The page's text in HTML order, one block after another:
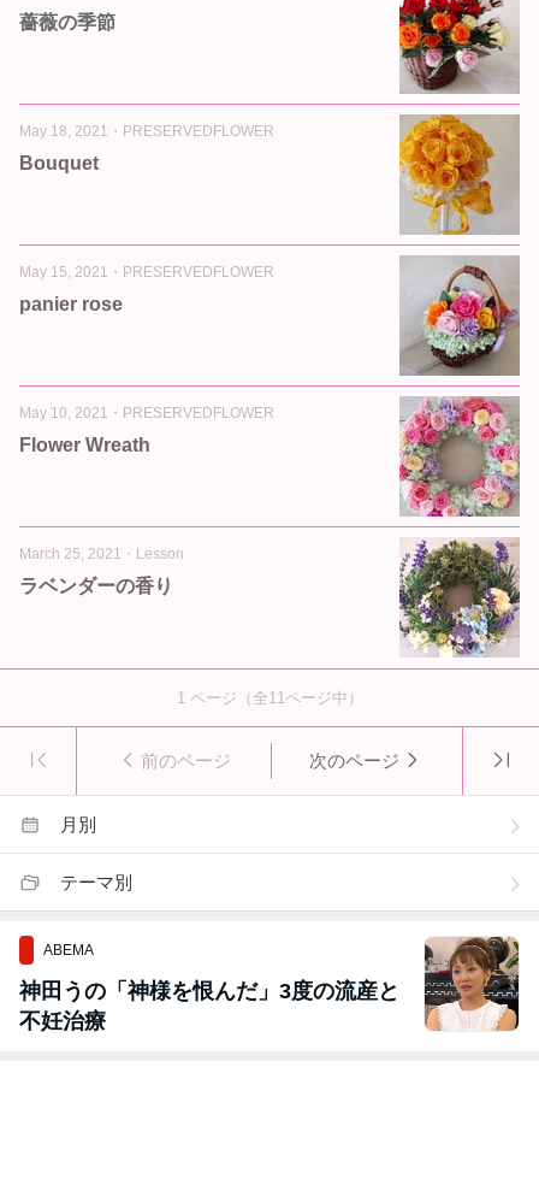
薔薇の季節
May 18, 2021 ・ PRESERVEDFLOWER
Bouquet
May 15, 2021 ・ PRESERVEDFLOWER
panier rose
May 10, 2021 ・ PRESERVEDFLOWER
Flower Wreath
March 25, 2021 ・ Lesson
ラベンダーの香り
1ページ（全11ページ中）
前のページ 次のページ
月別
テーマ別
ABEMA
神田うの「神様を恨んだ」3度の流産と
不妊治療